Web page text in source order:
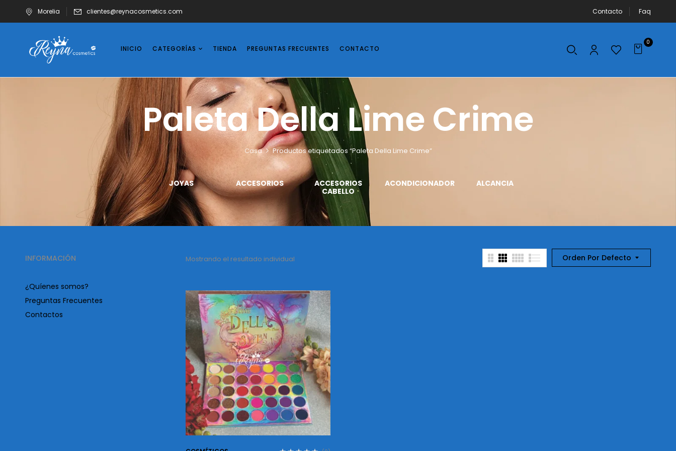
Morelia clientes@reynacosmetics.com Contacto Faq
INICIO CATEGORÍAS TIENDA PREGUNTAS FRECUENTES CONTACTO
0
Paleta Della Lime Crime
Casa Productos etiquetados “Paleta Della Lime Crime”
VASOS JOYAS ACCESORIOS
ACCESORIOS
CABELLO
ACONDICIONADOR ALCANCIA
INFORMACIÓN
¿Quíenes somos?
Preguntas Frecuentes
Contactos
Orden Por Defecto
Mostrando el resultado individual